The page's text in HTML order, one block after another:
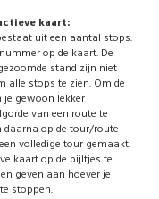
kaart:
uit een aantal stops.
op de kaart. De
stand zijn niet
alle stops te zien. Om de
gewoon lekker
van een route te
daarna op de tour/route
volledige tour gemaakt.
kaart op de pijltjes te
geven aan hoever je
stoppen.